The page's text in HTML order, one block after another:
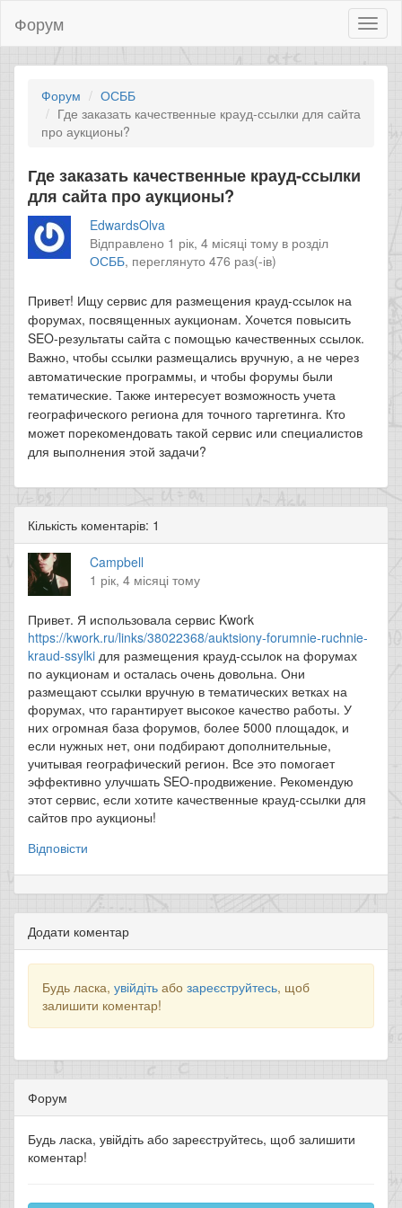
Форум
Форум
ОСББ
Где заказать качественные крауд-ссылки для сайта
про аукционы?
Где заказать качественные крауд-ссылки
для сайта про аукционы?
EdwardsOlva
Відправлено 1 рік, 4 місяці тому в розділ
ОСББ, переглянуто 476 раз(-ів)
Привет! Ищу сервис для размещения крауд-ссылок на
форумах, посвященных аукционам. Хочется повысить
SEO-результаты сайта с помощью качественных ссылок.
Важно, чтобы ссылки размещались вручную, а не через
автоматические программы, и чтобы форумы были
тематические. Также интересует возможность учета
географического региона для точного таргетинга. Кто
может порекомендовать такой сервис или специалистов
для выполнения этой задачи?
Кількість коментарів: 1
Campbell
1 рік, 4 місяці тому
Привет. Я использовала сервис Kwork
https://kwork.ru/links/38022368/auktsiony-forumnie-ruchnie-
kraud-ssylki для размещения крауд-ссылок на форумах
по аукционам и осталась очень довольна. Они
размещают ссылки вручную в тематических ветках на
форумах, что гарантирует высокое качество работы. У
них огромная база форумов, более 5000 площадок, и
если нужных нет, они подбирают дополнительные,
учитывая географический регион. Все это помогает
эффективно улучшать SEO-продвижение. Рекомендую
этот сервис, если хотите качественные крауд-ссылки для
сайтов про аукционы!
Відповісти
Додати коментар
Будь ласка, увійдіть або зареєструйтесь, щоб
залишити коментар!
Форум
Будь ласка, увійдіть або зареєструйтесь, щоб залишити
коментар!